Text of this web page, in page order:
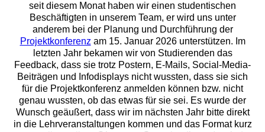
seit diesem Monat haben wir einen studentischen
Beschäftigten in unserem Team, er wird uns unter
anderem bei der Planung und Durchführung der
Projektkonferenz am 15. Januar 2026 unterstützen. Im
letzten Jahr bekamen wir von Studierenden das
Feedback, dass sie trotz Postern, E-Mails, Social-Media-
Beiträgen und Infodisplays nicht wussten, dass sie sich
für die Projektkonferenz anmelden können bzw. nicht
genau wussten, ob das etwas für sie sei. Es wurde der
Wunsch geäußert, dass wir im nächsten Jahr bitte direkt
in die Lehrveranstaltungen kommen und das Format kurz